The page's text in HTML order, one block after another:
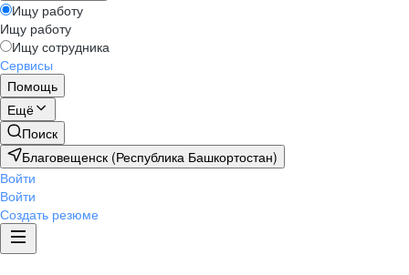
Ищу работу
Ищу работу
Ищу сотрудника
Сервисы
Помощь
Ещё
Поиск
Благовещенск (Республика Башкортостан)
Войти
Войти
Создать резюме